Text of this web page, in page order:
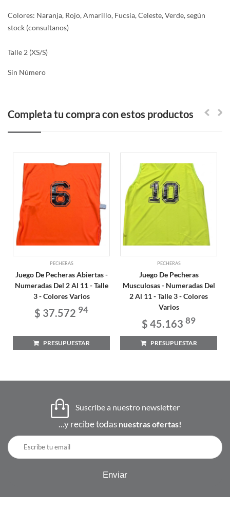
Colores: Naranja, Rojo, Amarillo, Fucsia, Celeste, Verde, según
stock (consultanos)
Talle 2 (XS/S)
Sin Número
Completa tu compra con estos productos
PECHERAS
Juego De Pecheras Abiertas -
Numeradas Del 2 Al 11 - Talle
3 - Colores Varios
$ 37.572 94
PRESUPUESTAR
PECHERAS
Juego De Pecheras
Musculosas - Numeradas Del
2 Al 11 - Talle 3 - Colores
Varios
$ 45.163 89
PRESUPUESTAR
Suscribe a nuestro newsletter
...y recibe todas nuestras ofertas!